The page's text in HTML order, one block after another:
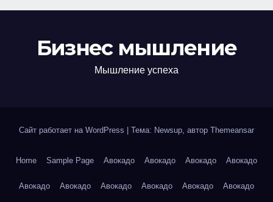
Бизнес мышление
Мышление успеха
Сайт работает на WordPress Тема: Newsup, автор Themeansar
Home Sample Page Авокадо Авокадо Авокадо Авокадо
Авокадо Авокадо Авокадо Авокадо Авокадо Авокадо